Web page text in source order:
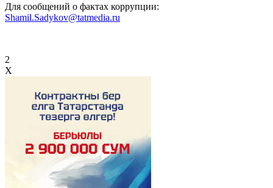
Для сообщений о фактах коррупции:
Shamil.Sadykov@tatmedia.ru
2
X